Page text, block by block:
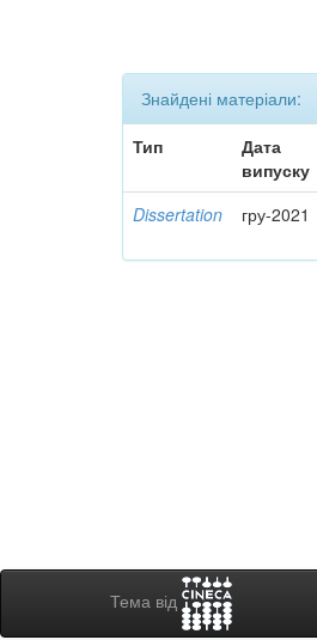
Знайдені матеріали:
Тип
Дата
випуску
Dissertation гру-2021
Тема від